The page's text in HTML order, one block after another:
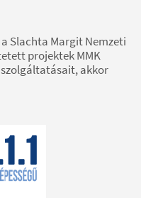
Slachta Margit Nemzeti
projektek MMK
akkor